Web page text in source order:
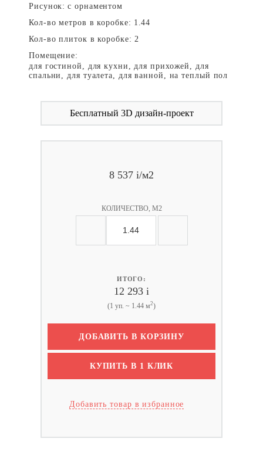
Рисунок: с орнаментом
Кол-во метров в коробке: 1.44
Кол-во плиток в коробке: 2
Помещение:
для гостиной, для кухни, для прихожей, для
спальни, для туалета, для ванной, на теплый пол
Бесплатный 3D дизайн-проект
8 537 i/м2
КОЛИЧЕСТВО, М2
ИТОГО:
12 293 i
(1 уп. ~ 1.44 м2)
ДОБАВИТЬ В КОРЗИНУ
КУПИТЬ В 1 КЛИК
Добавить товар в избранное